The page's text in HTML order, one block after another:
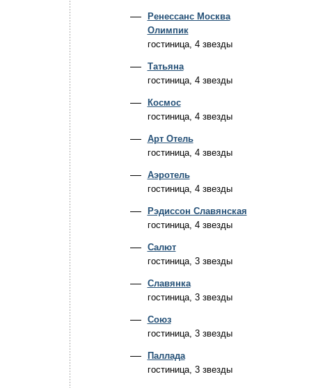
Ренессанс Москва
Олимпик
гостиница, 4 звезды
Татьяна
гостиница, 4 звезды
Космос
гостиница, 4 звезды
Арт Отель
гостиница, 4 звезды
Аэротель
гостиница, 4 звезды
Рэдиссон Славянская
гостиница, 4 звезды
Салют
гостиница, 3 звезды
Славянка
гостиница, 3 звезды
Союз
гостиница, 3 звезды
Паллада
гостиница, 3 звезды